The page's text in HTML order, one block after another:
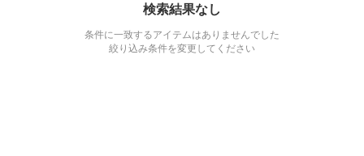
検索結果なし
条件に一致するアイテムはありませんでした
絞り込み条件を変更してください